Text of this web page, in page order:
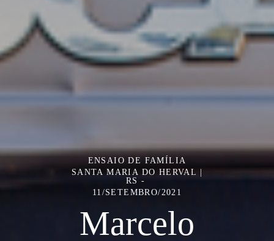
ENSAIO DE FAMÍLIA
SANTA MARIA DO HERVAL |
RS
11/SETEMBRO/2021
Marcelo